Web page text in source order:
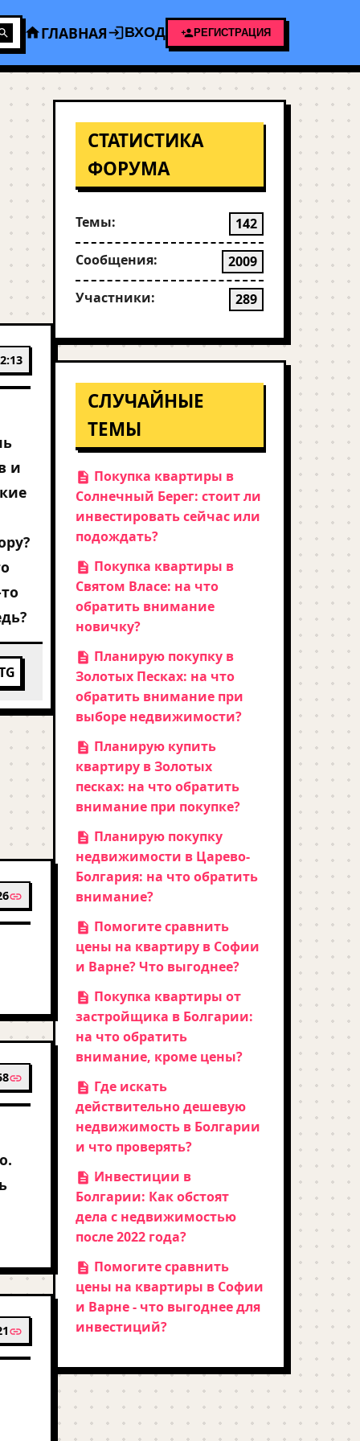
ГЛАВНАЯ ВХОД РЕГИСТРАЦИЯ
и
СТАТИСТИКА
ФОРУМА
Темы: 142
Сообщения: 2009
Участники: 289
СЛУЧАЙНЫЕ
ТЕМЫ
Покупка квартиры в
Солнечный Берег: стоит ли
инвестировать сейчас или
подождать?
Покупка квартиры в
Святом Власе: на что
обратить внимание
новичку?
Планирую покупку в
Золотых Песках: на что
обратить внимание при
выборе недвижимости?
Планирую купить
квартиру в Золотых
песках: на что обратить
внимание при покупке?
Планирую покупку
недвижимости в Царево-
Болгария: на что обратить
внимание?
Помогите сравнить
цены на квартиру в Софии
и Варне? Что выгоднее?
Покупка квартиры от
застройщика в Болгарии:
на что обратить
внимание, кроме цены?
Где искать
действительно дешевую
недвижимость в Болгарии
и что проверять?
Инвестиции в
Болгарии: Как обстоят
дела с недвижимостью
после 2022 года?
Помогите сравнить
цены на квартиры в Софии
и Варне - что выгоднее для
инвестиций?